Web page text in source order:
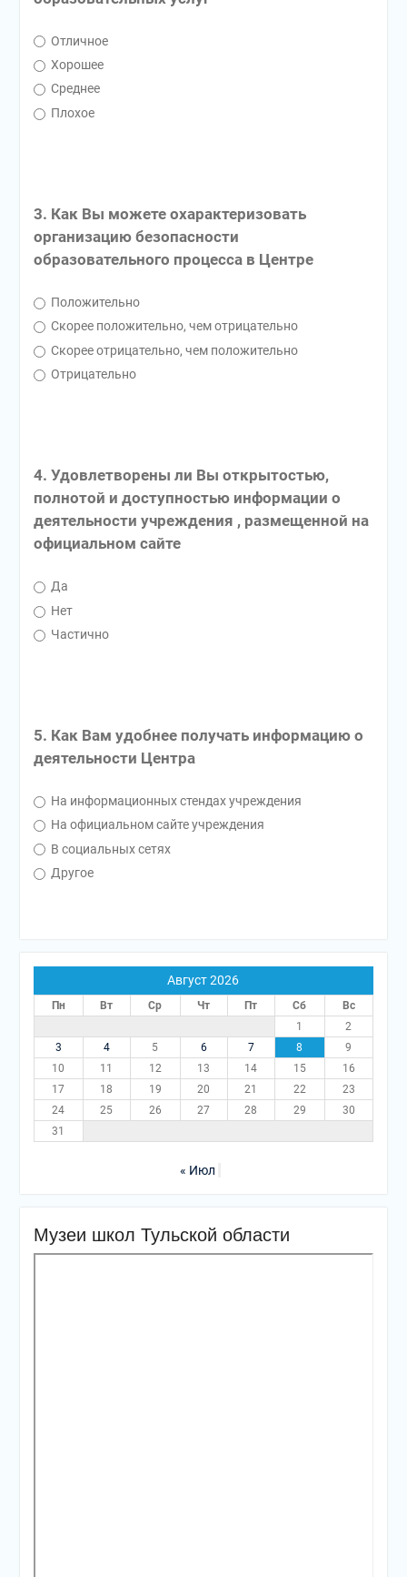
Отличное
Хорошее
Среднее
Плохое
3. Как Вы можете охарактеризовать
организацию безопасности
образовательного процесса в Центре
Положительно
Скорее положительно, чем отрицательно
Скорее отрицательно, чем положительно
Отрицательно
4. Удовлетворены ли Вы открытостью,
полнотой и доступностью информации о
деятельности учреждения , размещенной на
официальном сайте
Да
Нет
Частично
5. Как Вам удобнее получать информацию о
деятельности Центра
На информационных стендах учреждения
На официальном сайте учреждения
В социальных сетях
Другое
Август 2026
Пн Вт Ср Чт Пт Сб
Вс
1
2
3
4 5 6 7 8
9
10
11 12 13 14 15
16
17
18 19 20 21 22
23
24
25 26 27 28 29
30
31
« Июл
Музеи школ Тульской области